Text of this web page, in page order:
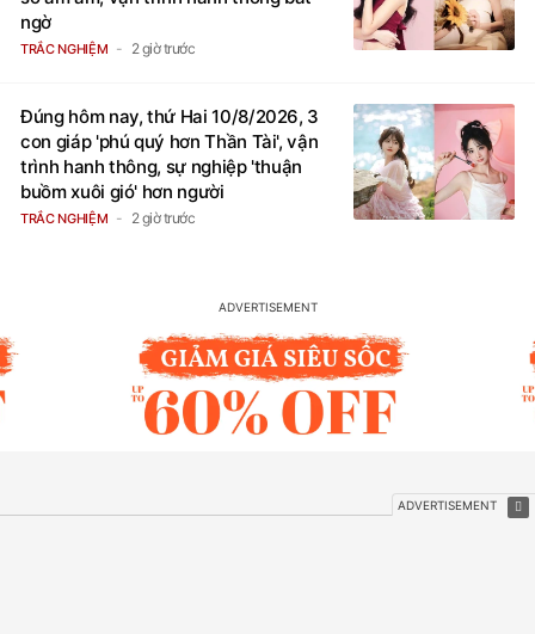
ngờ
TRẮC NGHIỆM 2 giờ trước
Đúng hôm nay, thứ Hai 10/8/2026, 3
con giáp 'phú quý hơn Thần Tài', vận
trình hanh thông, sự nghiệp 'thuận
buồm xuôi gió' hơn người
TRẮC NGHIỆM 2 giờ trước